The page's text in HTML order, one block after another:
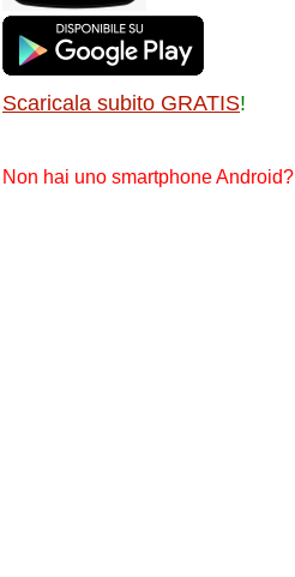
Scaricala subito GRATIS!
Non hai uno smartphone Android?